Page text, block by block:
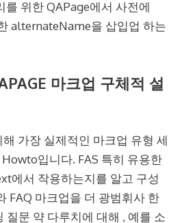
위한 QAPage에서 사전에
alternateName을 삽입업 하는
마크업 구체적 설
가장 실제적인 마크업 유형 세
입니다. FAS 특히 유용한
에서 작용하는지를 알고 구성
FAQ 마크업을 더 광범휘사 한
질문 약 다루치에 대해 , 예를 소